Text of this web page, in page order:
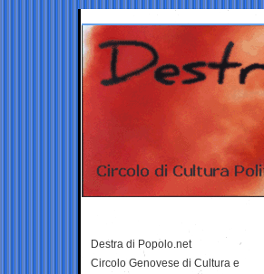
Destra di Popolo.net
Circolo Genovese di Cultura e